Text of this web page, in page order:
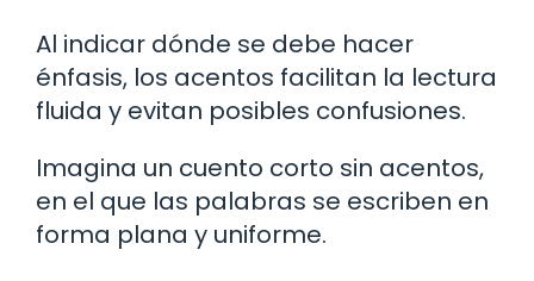
Al indicar dónde se debe hacer
énfasis, los acentos facilitan la lectura
fluida y evitan posibles confusiones.
Imagina un cuento corto sin acentos,
en el que las palabras se escriben en
forma plana y uniforme.